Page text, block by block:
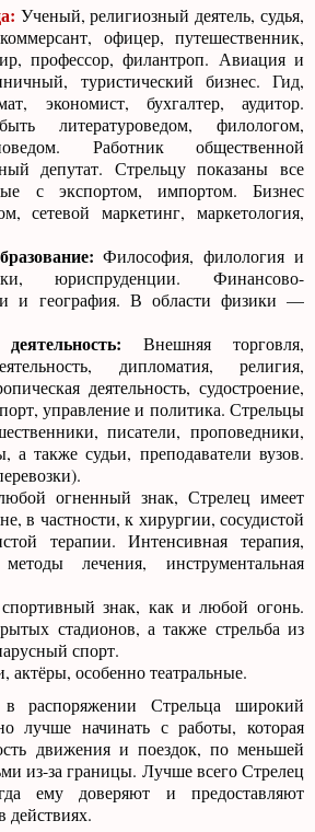
Ученый, религиозный деятель, судья,
офицер, путешественник,
профессор, филантроп. Авиация и
туристический бизнес. Гид,
экономист, бухгалтер, аудитор.
литературоведом, филологом,
Работник общественной
депутат. Стрельцу показаны все
с экспортом, импортом. Бизнес
сетевой маркетинг, маркетология,
Философия, филология и
юриспруденции. Финансово-
и география. В области физики —
Внешняя торговля,
дипломатия, религия,
деятельность, судостроение,
управление и политика. Стрельцы
писатели, проповедники,
а также судьи, преподаватели вузов.
огненный знак, Стрелец имеет
в частности, к хирургии, сосудистой
терапии. Интенсивная терапия,
лечения, инструментальная
знак, как и любой огонь.
стадионов, а также стрельба из
спорт.
актёры, особенно театральные.
в распоряжении Стрельца широкий
лучше начинать с работы, которая
движения и поездок, по меньшей
из-за границы. Лучше всего Стрелец
ему доверяют и предоставляют
действиях.